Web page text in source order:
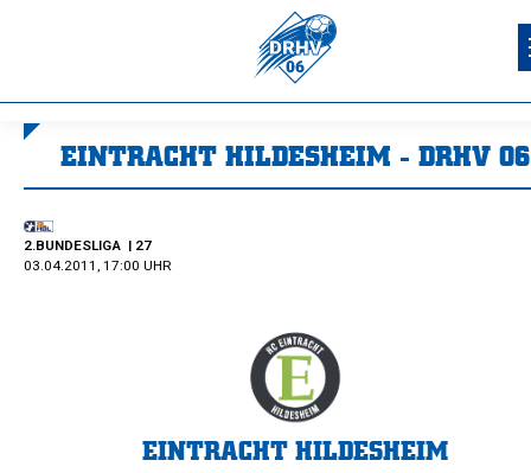
EINTRACHT HILDESHEIM - DRHV 06
2.BUNDESLIGA | 27
03.04.2011, 17:00 UHR
EINTRACHT HILDESHEIM